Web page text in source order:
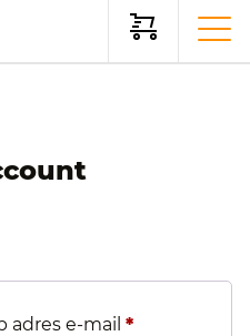
adres e-mail *Wymagane